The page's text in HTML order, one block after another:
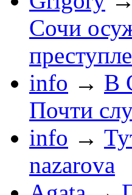
Сочи
info → В
Почти
info →
nazarova